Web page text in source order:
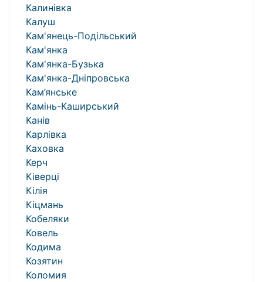
Калинівка
Калуш
Кам'янець-Подільський
Кам'янка
Кам'янка-Бузька
Кам'янка-Дніпровська
Кам’янське
Камінь-Каширський
Канів
Карлівка
Каховка
Керч
Ківерці
Кілія
Кіцмань
Кобеляки
Ковель
Кодима
Козятин
Коломия